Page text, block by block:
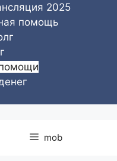
2025
помощь
mob